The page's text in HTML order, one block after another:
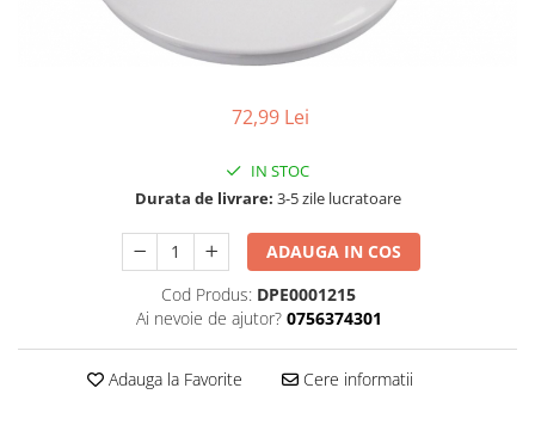
Curatenie si intretinere
Kit-uri automatizari porti si usi
Mobila dormitor
Mobila gradina & terasa
Mobila Living & Dining
Organizare si depozitare
72,99 Lei
IN STOC
Durata de livrare: 3-5 zile lucratoare
ADAUGA IN COS
Cod Produs: DPE0001215
Ai nevoie de ajutor? 0756374301
Adauga la Favorite Cere informatii